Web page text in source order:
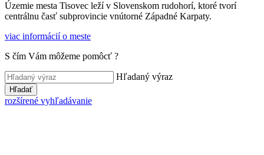
Územie mesta Tisovec leží v Slovenskom rudohorí, ktoré tvorí
centrálnu časť subprovincie vnútorné Západné Karpaty.
viac informácií o meste
S čím Vám môžeme pomôcť ?
Hľadaný výraz
Hľadať
rozšírené vyhľadávanie